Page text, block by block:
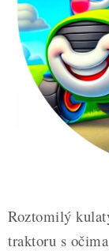
ZDRAVÉ PEČENÍ
DÁRKOVÉ
TÉMATICKÉ
PROFI BALENÍ
Roztomilý
traktoru s